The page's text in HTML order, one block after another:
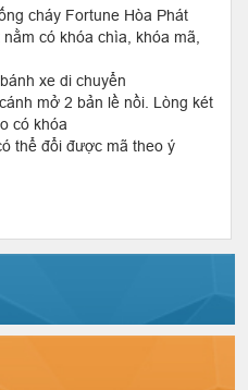
cháy Fortune Hòa Phát
chìa, khóa mã,
di chuyển
bản lề nồi. Lòng két
có khóa
được mã theo ý